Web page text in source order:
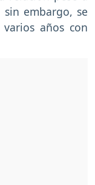
embargo, se
años con